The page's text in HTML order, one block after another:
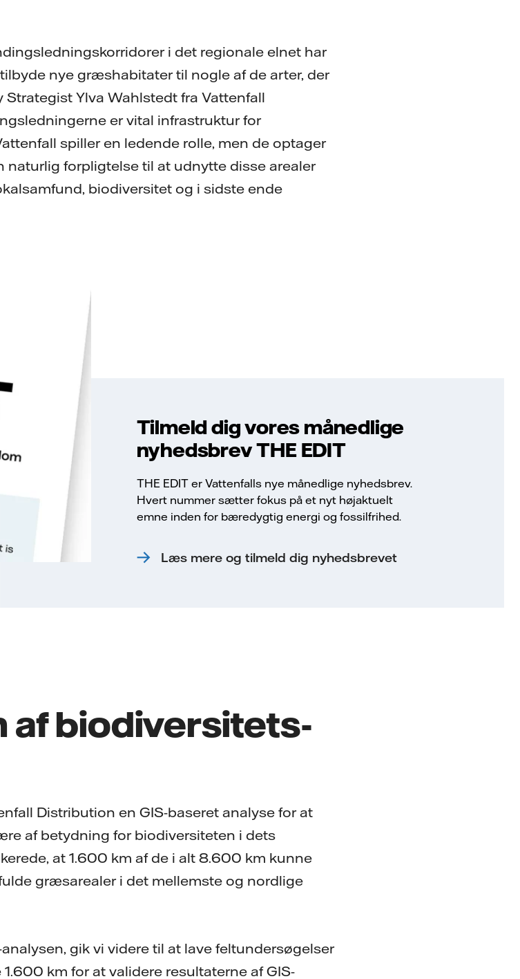
i det regionale elnet har
nye græshabitater til nogle af de arter, der
Ylva Wahlstedt fra Vattenfall
er vital infrastruktur for
spiller en ledende rolle, men de optager
naturlig forpligtelse til at udnytte disse arealer
biodiversitet og i sidste ende
Tilmeld dig vores månedlige
nyhedsbrev THE EDIT
THE EDIT er Vattenfalls nye månedlige nyhedsbrev.
Hvert nummer sætter fokus på et nyt højaktuelt
emne inden for bæredygtig energi og fossilfrihed.
Læs mere og tilmeld dig nyhedsbrevet
af biodiversitets-
Distribution en GIS-baseret analyse for at
af betydning for biodiversiteten i dets
at 1.600 km af de i alt 8.600 km kunne
græsarealer i det mellemste og nordlige
gik vi videre til at lave feltundersøgelser
km for at validere resultaterne af GIS-